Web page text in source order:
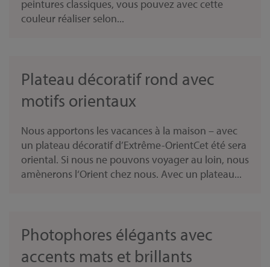
peintures classiques, vous pouvez avec cette
couleur réaliser selon...
Plateau décoratif rond avec
motifs orientaux
Nous apportons les vacances à la maison – avec
un plateau décoratif d’Extrême-OrientCet été sera
oriental. Si nous ne pouvons voyager au loin, nous
amènerons l‘Orient chez nous. Avec un plateau...
Photophores élégants avec
accents mats et brillants